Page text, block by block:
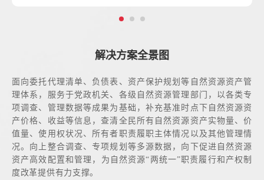
解决方案全景图
面向委托代理清单、负债表、资产保护规划等自然资源资产管
理体系，服务于党政机关、各级自然资源管理部门，以各类专
项调查、管理数据等成果为基础，补充基准时点下自然资源资
产价格、收益等信息，查清全民所有自然资源资产实物量、价
值量、使用权状况、所有者职责履职主体情况以及其他管理情
况。向上整合调查、专项规划等多源数据，向下促进自然资源
资产高效配置和管理，为自然资源“两统一”职责履行和产权制
度改革提供有力支撑。